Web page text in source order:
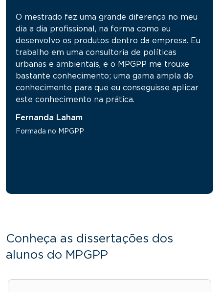
O mestrado fez uma grande diferença no meu
dia a dia profissional, na forma como eu
desenvolvo os produtos dentro da empresa. Eu
trabalho em uma consultoria de políticas
urbanas e ambientais, e o MPGPP me trouxe
bastante conhecimento; uma gama ampla do
conhecimento para que eu conseguisse aplicar
este conhecimento na prática.
Fernanda Laham
Formada no MPGPP
Conheça as dissertações dos
alunos do MPGPP